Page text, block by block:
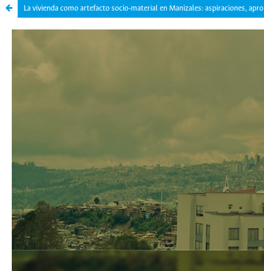
La vivienda como artefacto socio-material en Manizales: aspiraciones,